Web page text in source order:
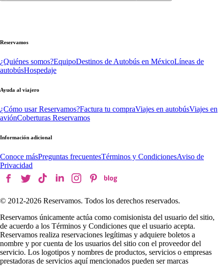
Reservamos
¿Quiénes somos?EquipoDestinos de Autobús en MéxicoLíneas de
autobúsHospedaje
Ayuda al viajero
¿Cómo usar Reservamos?Factura tu compraViajes en autobúsViajes en
aviónCoberturas Reservamos
Información adicional
Conoce másPreguntas frecuentesTérminos y CondicionesAviso de
Privacidad
© 2012-2026 Reservamos. Todos los derechos reservados.
Reservamos únicamente actúa como comisionista del usuario del sitio,
de acuerdo a los Términos y Condiciones que el usuario acepta.
Reservamos realiza reservaciones legítimas y adquiere boletos a
nombre y por cuenta de los usuarios del sitio con el proveedor del
servicio. Los logotipos y nombres de productos, servicios o empresas
prestadoras de servicios aquí mencionados pueden ser marcas